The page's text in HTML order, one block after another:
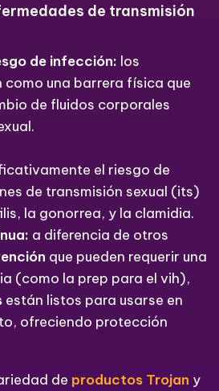
de transmisión
de infección: los
como una barrera física que
de fluidos corporales
el riesgo de
de transmisión sexual (its)
la gonorrea, y la clamidia.
a diferencia de otros
que pueden requerir una
(como la prep para el vih),
están listos para usarse en
ofreciendo protección
de productos Trojan y